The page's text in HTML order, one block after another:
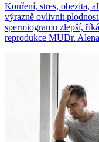
Kouření, stres, obezita,
výrazně ovlivnit
spermiogramu zlepší,
reprodukce MUDr.